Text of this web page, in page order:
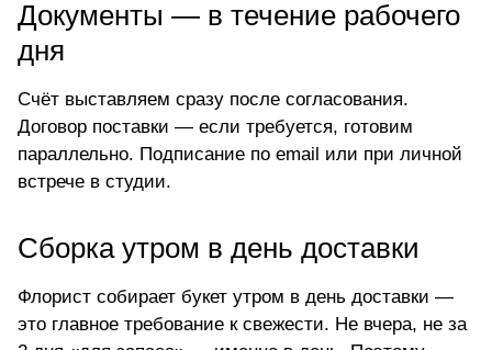
Документы — в течение рабочего
дня
Счёт выставляем сразу после согласования.
Договор поставки — если требуется, готовим
параллельно. Подписание по email или при личной
встрече в студии.
Сборка утром в день доставки
Флорист собирает букет утром в день доставки —
это главное требование к свежести. Не вчера, не за